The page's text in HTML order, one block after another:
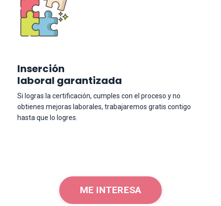
Inserción
laboral garantizada
Si logras la certificación, cumples con el proceso y no
obtienes mejoras laborales, trabajaremos gratis contigo
hasta que lo logres.
ME INTERESA